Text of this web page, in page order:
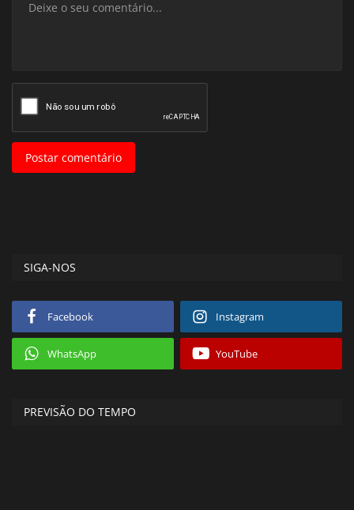
Postar comentário
SIGA-NOS
Facebook Instagram
WhatsApp YouTube
PREVISÃO DO TEMPO